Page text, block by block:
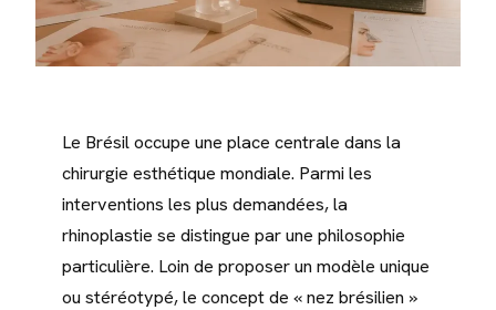
Le Brésil occupe une place centrale dans la
chirurgie esthétique mondiale. Parmi les
interventions les plus demandées, la
rhinoplastie se distingue par une philosophie
particulière. Loin de proposer un modèle unique
ou stéréotypé, le concept de « nez brésilien »